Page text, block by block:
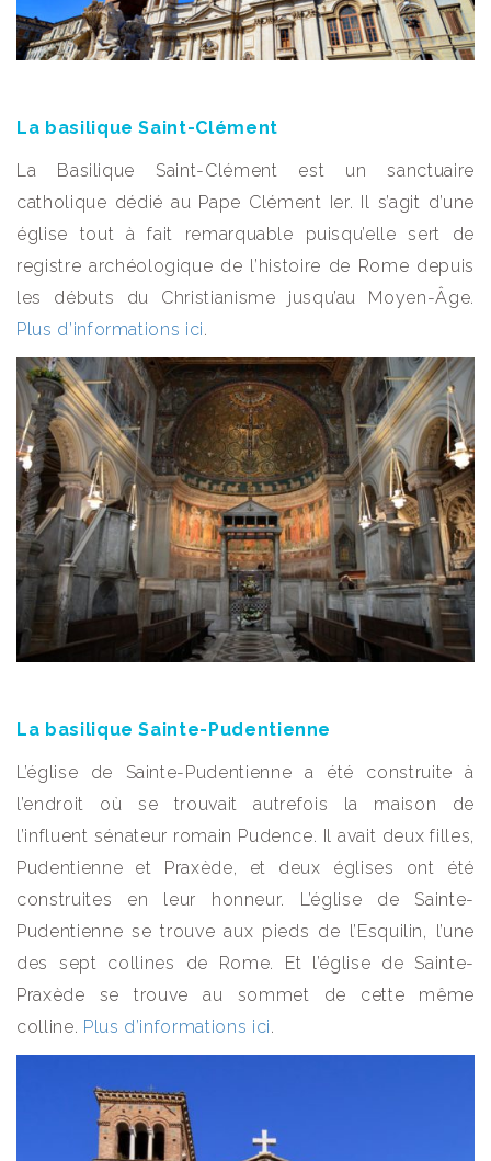
La basilique Saint-Clément
La Basilique Saint-Clément est un sanctuaire
catholique dédié au Pape Clément Ier. Il s’agit d’une
église tout à fait remarquable puisqu’elle sert de
registre archéologique de l’histoire de Rome depuis
les débuts du Christianisme jusqu’au Moyen-Âge.
Plus d’informations ici.
La basilique Sainte-Pudentienne
L’église de Sainte-Pudentienne a été construite à
l’endroit où se trouvait autrefois la maison de
l’influent sénateur romain Pudence. Il avait deux filles,
Pudentienne et Praxède, et deux églises ont été
construites en leur honneur. L’église de Sainte-
Pudentienne se trouve aux pieds de l’Esquilin, l’une
des sept collines de Rome. Et l’église de Sainte-
Praxède se trouve au sommet de cette même
colline. Plus d’informations ici